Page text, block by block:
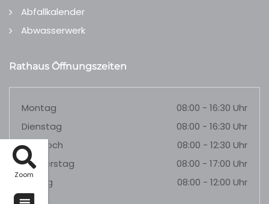
Zoom
Abfallkalender
Abwasserwerk
Rathaus Öffnungszeiten
Montag
08:00 - 16:30 Uhr
Dienstag
08:00 - 16:30 Uhr
Mittwoch
08:00 - 12:30 Uhr
Donnerstag
08:00 - 17:00 Uhr
Freitag
08:00 - 12:00 Uhr